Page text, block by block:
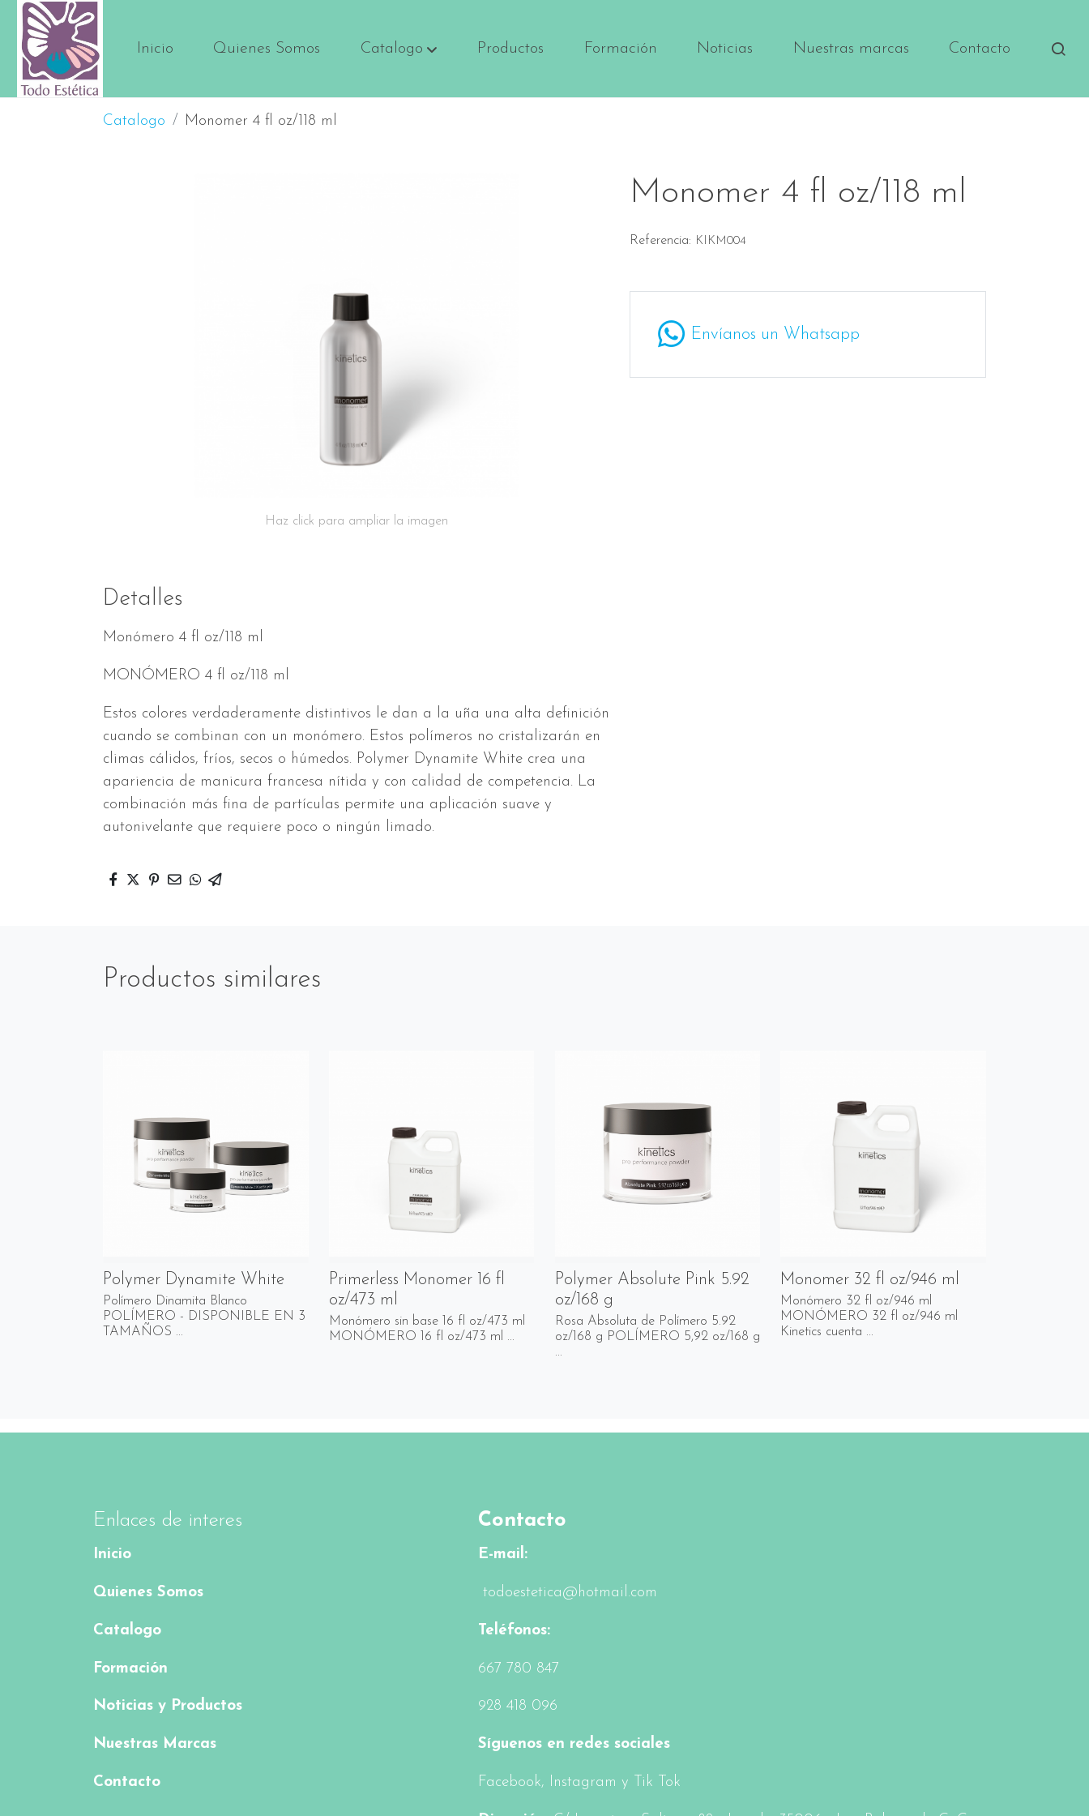
Inicio Quienes Somos Catalogo Productos Formación Noticias Nuestras marcas Contacto
Catalogo Monomer 4 fl oz/118 ml
Haz click para ampliar la imagen
Detalles
Monómero 4 fl oz/118 ml
MONÓMERO 4 fl oz/118 ml
Estos colores verdaderamente distintivos le dan a la uña una alta definición
cuando se combinan con un monómero. Estos polímeros no cristalizarán en
climas cálidos, fríos, secos o húmedos. Polymer Dynamite White crea una
apariencia de manicura francesa nítida y con calidad de competencia. La
combinación más fina de partículas permite una aplicación suave y
autonivelante que requiere poco o ningún limado.
Monomer 4 fl oz/118 ml
Referencia: KIKM004
Envíanos un Whatsapp
Productos similares
Polymer Dynamite White
Polímero Dinamita Blanco
POLÍMERO - DISPONIBLE EN 3
TAMAÑOS ...
Primerless Monomer 16 fl
oz/473 ml
Monómero sin base 16 fl oz/473 ml
MONÓMERO 16 fl oz/473 ml ...
Polymer Absolute Pink 5.92
oz/168 g
Rosa Absoluta de Polímero 5.92
oz/168 g POLÍMERO 5,92 oz/168 g
...
Monomer 32 fl oz/946 ml
Monómero 32 fl oz/946 ml
MONÓMERO 32 fl oz/946 ml
Kinetics cuenta ...
Enlaces de interes
Inicio
Quienes Somos
Catalogo
Formación
Noticias y Productos
Nuestras Marcas
Contacto
Contacto
E-mail:
todoestetica@hotmail.com
Teléfonos:
667 780 847
928 418 096
Síguenos en redes sociales
Facebook, Instagram y Tik Tok